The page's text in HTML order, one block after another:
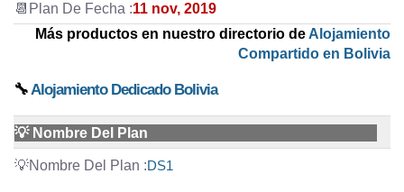
11 nov, 2019
Más productos en nuestro directorio de Alojamiento
Compartido en Bolivia
🔧Alojamiento Dedicado Bolivia
💡 Nombre Del Plan
DS1